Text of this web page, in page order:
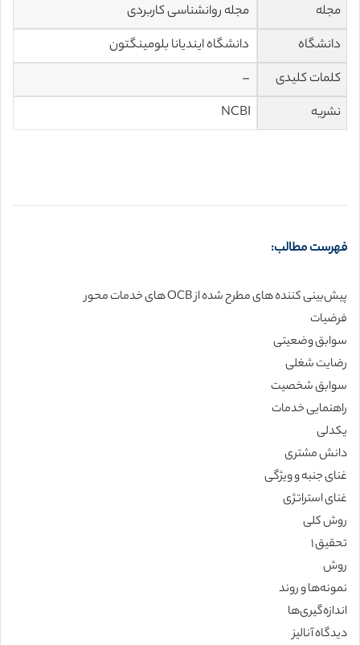
مجله
مجله روانشناسی کاربردی
دانشگاه
دانشگاه ایندیانا بلومینگتون
کلمات کلیدی
–
نشریه
NCBI
فهرست مطالب:
پیش‌بینی کننده های مطرح شده از OCB های خدمات محور
فرضیات
سوابق وضعیتی
رضایت شغلی
سوابق شخصیت
راهنمایی خدمات
یکدلی
دانش مشتری
غنای جنبه و ویژگی
غنای استراتژی
روش کلی
تحقیق ۱
روش
نمونه‌ها و روند
اندازه‌گیری‌ها
دیدگاه آنالیز